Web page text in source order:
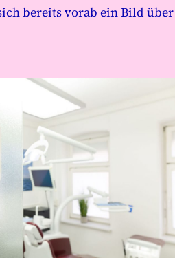
bereits vorab ein Bild